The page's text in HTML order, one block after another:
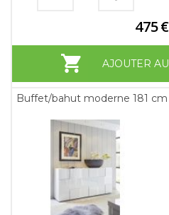
475€
AJOUTER
Buffet/bahut moderne 181